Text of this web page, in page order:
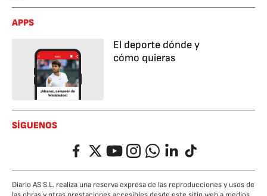
APPS
El deporte dónde y
cómo quieras
SÍGUENOS
FacebookTwitterYouTubeInstagramWhatsappLinkedIn
TikTok
Diario AS S.L. realiza una reserva expresa de las reproducciones y usos de